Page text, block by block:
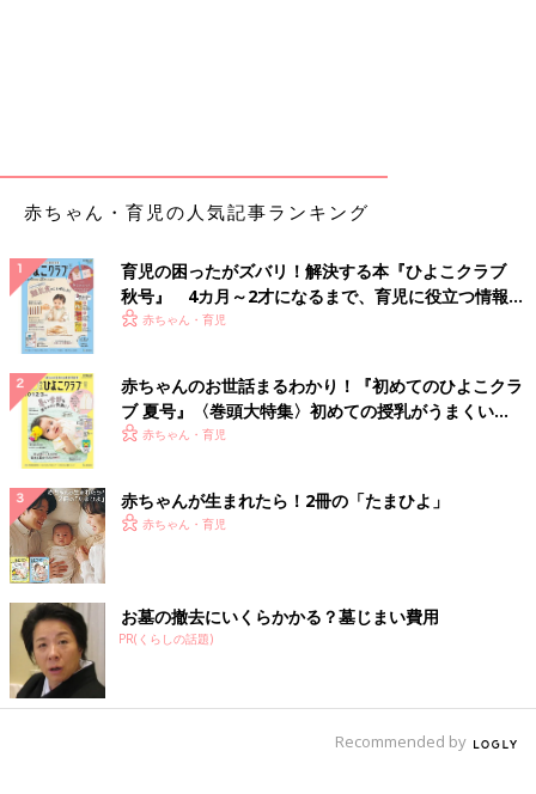
赤ちゃん・育児の人気記事ランキング
育児の困ったがズバリ！解決する本『ひよこクラブ
秋号』 4カ月～2才になるまで、育児に役立つ情報が
いっぱい！
赤ちゃん・育児
赤ちゃんのお世話まるわかり！『初めてのひよこクラ
ブ 夏号』〈巻頭大特集〉初めての授乳がうまくい
く！ おっぱい・ミルクの基本と夏のトラブル 解決テ
赤ちゃん・育児
赤ちゃんが生まれたら！2冊の「たまひよ」
赤ちゃん・育児
お墓の撤去にいくらかかる？墓じまい費用
PR(くらしの話題)
Recommended by